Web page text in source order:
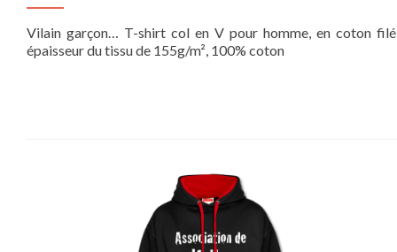
Vilain garçon… T-shirt col en V pour homme, en coton
épaisseur du tissu de 155g/m², 100% coton